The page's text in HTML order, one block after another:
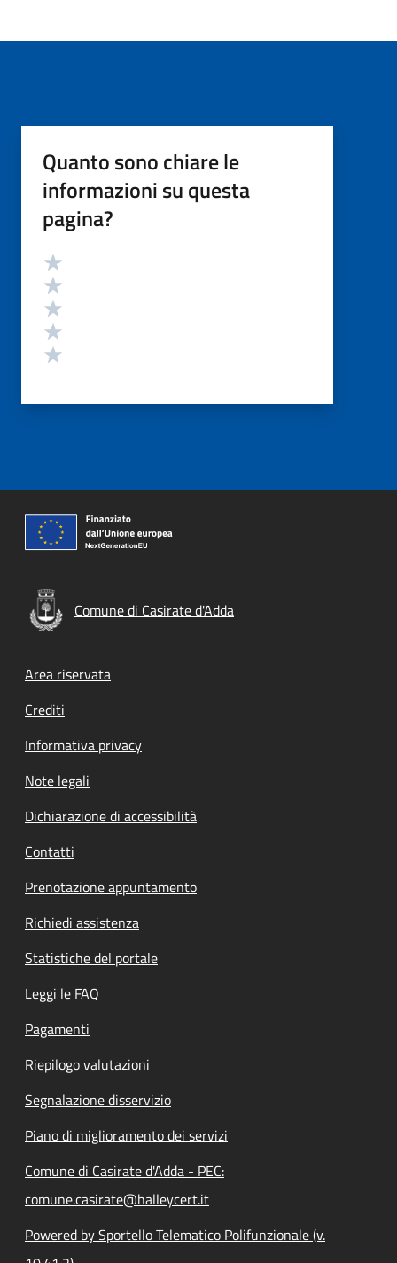
Quanto sono chiare le
informazioni su questa
pagina?
Valutazione
Comune di Casirate d'Adda
Footer menu
Area riservata
Crediti
Informativa privacy
Note legali
Dichiarazione di accessibilità
Contatti
Prenotazione appuntamento
Richiedi assistenza
Statistiche del portale
Leggi le FAQ
Pagamenti
Riepilogo valutazioni
Segnalazione disservizio
Piano di miglioramento dei servizi
Comune di Casirate d'Adda - PEC:
comune.casirate@halleycert.it
Powered by Sportello Telematico Polifunzionale (v.